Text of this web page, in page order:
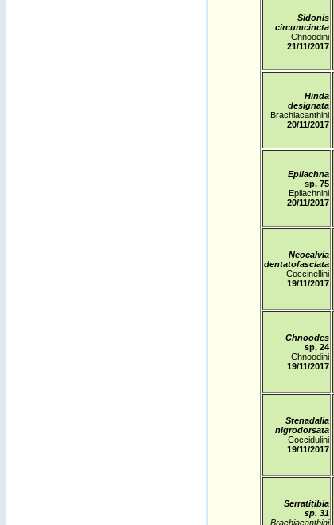
Sidonis
circumcincta
Chnoodini
21/11/2017
Hinda
designata
Brachiacanthini
20/11/2017
Epilachna
sp. 75
Epilachnini
20/11/2017
Neocalvia
dentatofasciata
Coccinellini
19/11/2017
Chnoodes
sp. 24
Chnoodini
19/11/2017
Stenadalia
nigrodorsata
Coccidulini
19/11/2017
Serratitibia
sp. 31
Brachiacanthini